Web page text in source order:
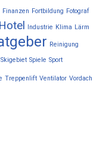
Finanzen Fortbildung Fotograf
Hotel Industrie Klima Lärm
Reinigung
Skigebiet Spiele Sport
Treppenlift Ventilator Vordach